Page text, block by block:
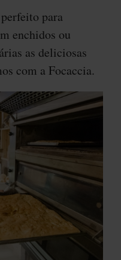
para
enchidos ou
as deliciosas
com a Focaccia.